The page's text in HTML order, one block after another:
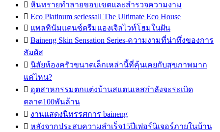
 หินทรายทำลายขอบเขตและสำรวจความงาม
 Eco Platinum seriessall The Ultimate Eco House
 แพลทินัมแดนซ์ดรีมแองเจิลไวท์โฮมในฝัน
 Baineng Skin Sensation Series-ความงามที่น่าทึ่งของการ
สัมผัส
 นิสัยห้องครัวขนาดเล็กเหล่านี้ที่คุ้นเคยกับสุขภาพมาก
แค่ไหน?
 อุตสาหกรรมตกแต่งบ้านสแตนเลสกำลังจะระเบิด
ตลาด100พันล้าน
 งานแสดงนิทรรศการ baineng
 หลังจากประสบความสำเร็จ15ปีเฟอร์นิเจอร์ภายในบ้าน